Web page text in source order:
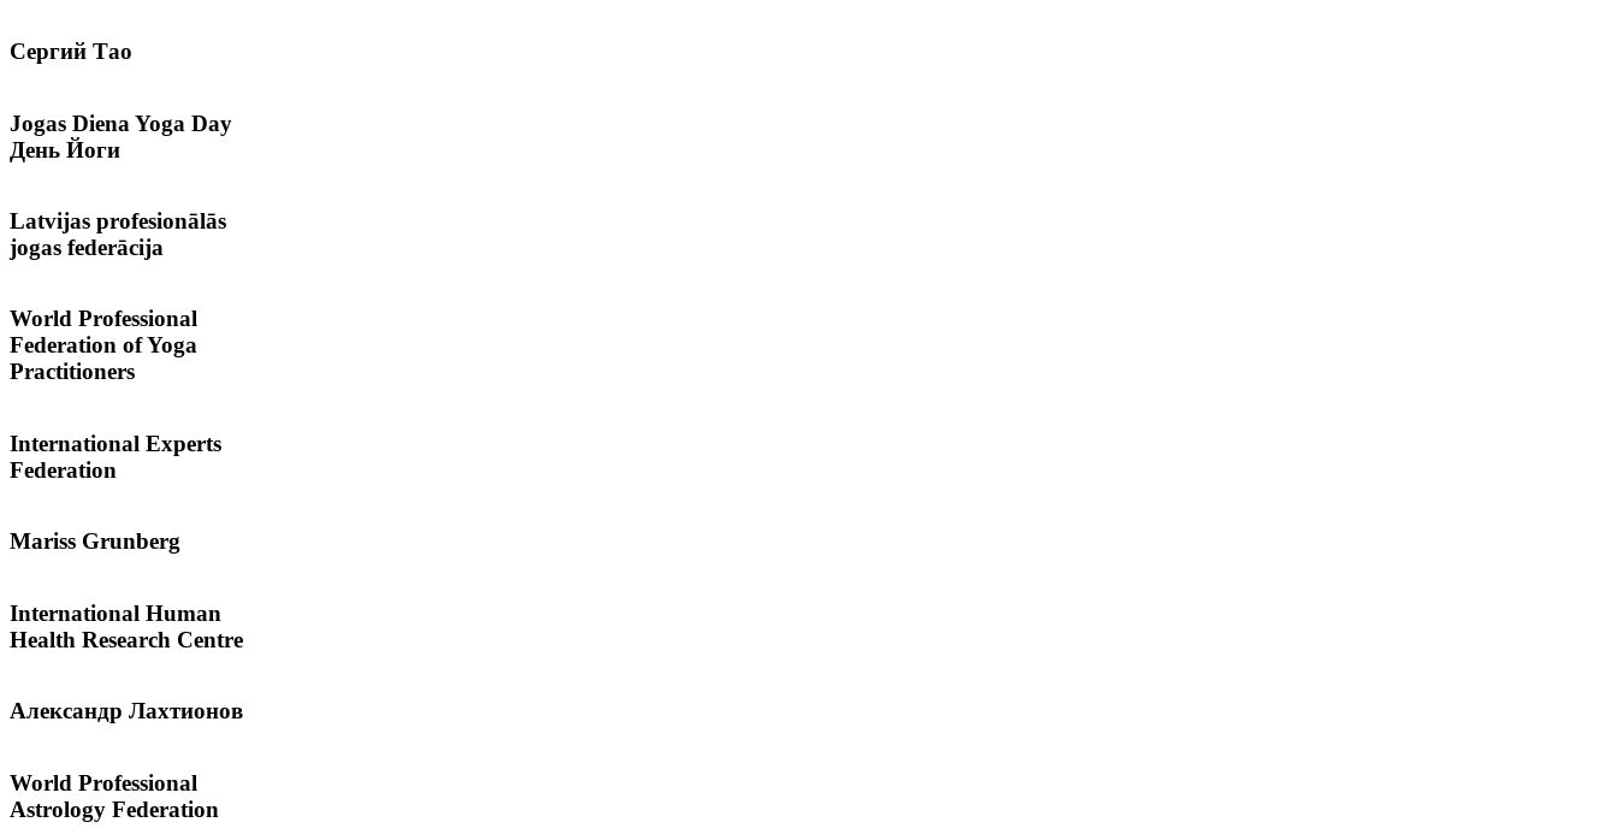
Сергий Тао
Jogas Diena Yoga Day
День Йоги
Latvijas profesionālās
jogas federācija
World Professional
Federation of Yoga
Practitioners
International Experts
Federation
Mariss Grunberg
International Human
Health Research Centre
Александр Лахтионов
World Professional
Astrology Federation